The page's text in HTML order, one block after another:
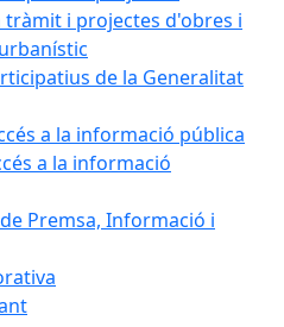
i projectes d'obres i
de la Generalitat
a la informació pública
a la informació
Premsa, Informació i